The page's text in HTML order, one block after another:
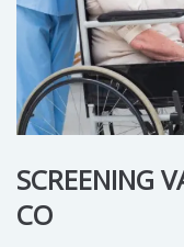
SCREENING
CO